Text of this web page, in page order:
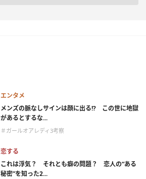
エンタメ
メンズの脈なしサインは顔に出る!? この世に地獄
があるとするな...
＃ガールオアレディ3考察
恋する
これは浮気？ それとも癖の問題？ 恋人の“ある
秘密”を知った2...